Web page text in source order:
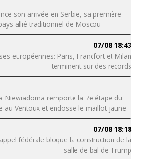
son arrivée en Serbie, sa première
allié traditionnel de Moscou
07/08 18:43
européennes: Paris, Francfort et Milan
terminent sur des records
Niewiadoma remporte la 7e étape du
au Ventoux et endosse le maillot jaune
07/08 18:18
fédérale bloque la construction de la
salle de bal de Trump